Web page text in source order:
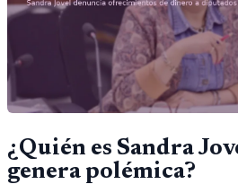
¿Quién es Sandra
genera polémica?